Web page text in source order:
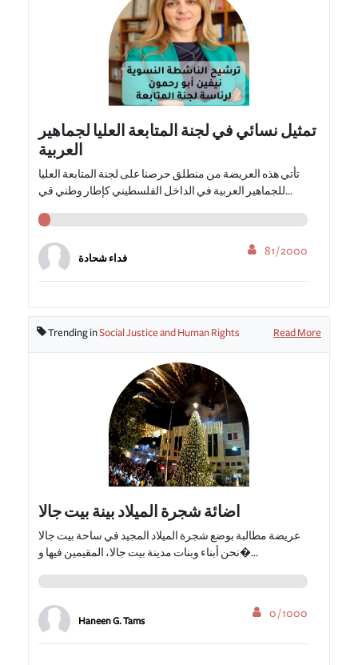
تمثيل نسائي في لجنة المتابعة العليا لجماهير
العربية
تأتي هذه العريضة من منطلق حرصنا على لجنة المتابعة العليا
للجماهير العربية في الداخل الفلسطيني كإطار وطني قي...
فداء شحادة
81 / 2000
Trending inSocial Justice and Human Rights Read More
اضائة شجرة الميلاد بينة بيت جالا
عريضة مطالبة بوضع شجرة الميلاد المجيد في ساحة بيت جالا
نحن أبناء وبنات مدينة بيت جالا، المقيمين فيها و�...
Haneen G. Tams
0 / 1000